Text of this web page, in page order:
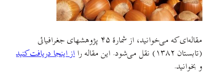
مقاله‌ای که می‌خوانید، از شمارهٔ ۴۵ پژوهشهای جغرافيائی
(تابستان ۱۳۸۲) نقل می‌شود. این مقاله را
از اینجا دریافت کنید
و بخوانید.